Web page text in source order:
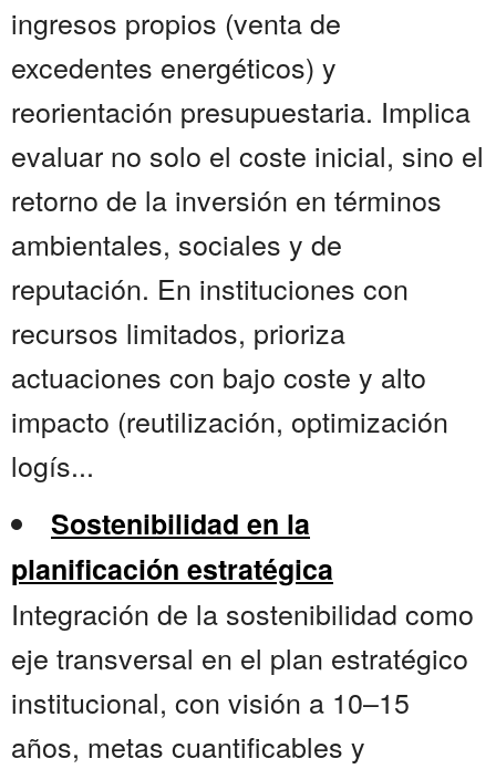
ingresos propios (venta de
excedentes energéticos) y
reorientación presupuestaria. Implica
evaluar no solo el coste inicial, sino el
retorno de la inversión en términos
ambientales, sociales y de
reputación. En instituciones con
recursos limitados, prioriza
actuaciones con bajo coste y alto
impacto (reutilización, optimización
logís...
Sostenibilidad en la
planificación estratégica
Integración de la sostenibilidad como
eje transversal en el plan estratégico
institucional, con visión a 10–15
años, metas cuantificables y